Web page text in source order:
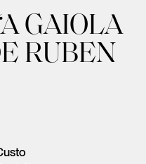
GAIOLA
RUBEN